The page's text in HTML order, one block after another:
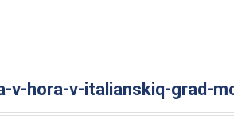
v-hora-v-italianskiq-grad-